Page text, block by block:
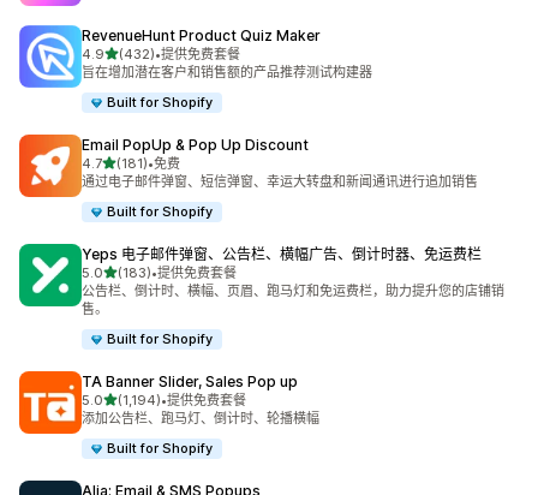
RevenueHunt Product Quiz Maker
4.9星（满分 5 星）
(432)
总共 432 条评论
•提供免费套餐
旨在增加潜在客户和销售额的产品推荐测试构建器
Built for Shopify
Email PopUp & Pop Up Discount
4.7星（满分 5 星）
(181)
总共 181 条评论
•免费
通过电子邮件弹窗、短信弹窗、幸运大转盘和新闻通讯进行追加销售
Built for Shopify
Yeps 电子邮件弹窗、公告栏、横幅广告、倒计时器、免运费栏
5.0星（满分 5 星）
(183)
总共 183 条评论
•提供免费套餐
公告栏、倒计时、横幅、页眉、跑马灯和免运费栏，助力提升您的店铺销
售。
Built for Shopify
TA Banner Slider, Sales Pop up
5.0星（满分 5 星）
(1,194)
总共 1194 条评论
•提供免费套餐
添加公告栏、跑马灯、倒计时、轮播横幅
Built for Shopify
Alia: Email & SMS Popups